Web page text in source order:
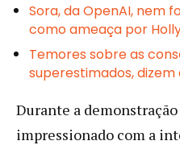
Sora, da OpenAI, nem
como ameaça por
Temores sobre as
superestimados, dizem
Durante a
impressionado com a